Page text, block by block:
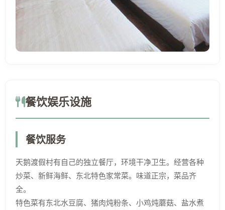
餐饮娱乐设施
餐饮服务
天鹅渡假村有自己的独立餐厅，环境干净卫生。经营各种
炒菜、新鲜海鲜、东北特色家常菜。味道正宗，菜品齐
全。
特色菜有东北水豆腐、猪肉炖粉条、小鸡炖蘑菇、盐水煮